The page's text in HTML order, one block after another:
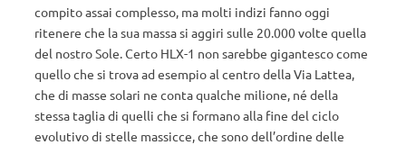
compito assai complesso, ma molti indizi fanno oggi
ritenere che la sua massa si aggiri sulle 20.000 volte quella
del nostro Sole. Certo HLX-1 non sarebbe gigantesco come
quello che si trova ad esempio al centro della Via Lattea,
che di masse solari ne conta qualche milione, né della
stessa taglia di quelli che si formano alla fine del ciclo
evolutivo di stelle massicce, che sono dell’ordine delle